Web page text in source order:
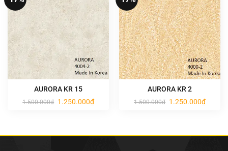
AURORA KR 15
1.500.000₫ Giá
gốc
1.250.000₫Giá
hiện
AURORA KR 2
1.500.000₫ Giá
gốc
1.250.000₫Giá
hiện